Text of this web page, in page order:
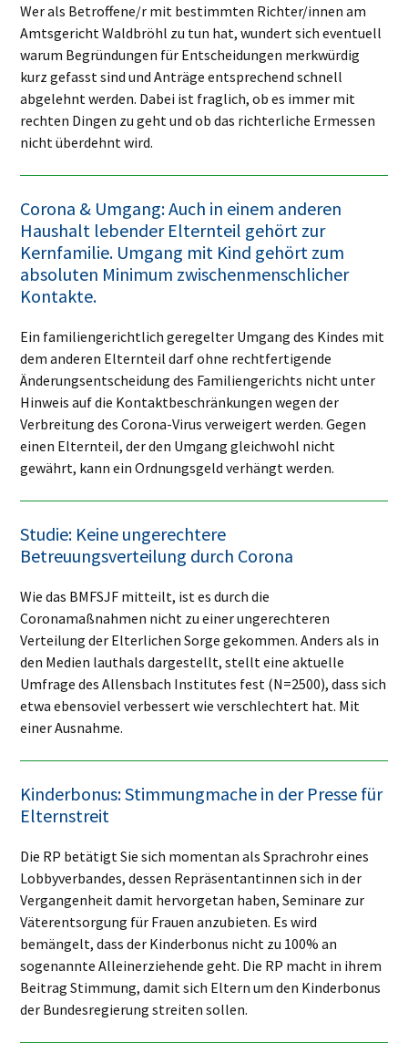
Wer als Betroffene/r mit bestimmten Richter/innen am
Amtsgericht Waldbröhl zu tun hat, wundert sich eventuell
warum Begründungen für Entscheidungen merkwürdig
kurz gefasst sind und Anträge entsprechend schnell
abgelehnt werden. Dabei ist fraglich, ob es immer mit
rechten Dingen zu geht und ob das richterliche Ermessen
nicht überdehnt wird.
Corona & Umgang: Auch in einem anderen
Haushalt lebender Elternteil gehört zur
Kernfamilie. Umgang mit Kind gehört zum
absoluten Minimum zwischenmenschlicher
Kontakte.
Ein familiengerichtlich geregelter Umgang des Kindes mit
dem anderen Elternteil darf ohne rechtfertigende
Änderungsentscheidung des Familiengerichts nicht unter
Hinweis auf die Kontaktbeschränkungen wegen der
Verbreitung des Corona-Virus verweigert werden. Gegen
einen Elternteil, der den Umgang gleichwohl nicht
gewährt, kann ein Ordnungsgeld verhängt werden.
Studie: Keine ungerechtere
Betreuungsverteilung durch Corona
Wie das BMFSJF mitteilt, ist es durch die
Coronamaßnahmen nicht zu einer ungerechteren
Verteilung der Elterlichen Sorge gekommen. Anders als in
den Medien lauthals dargestellt, stellt eine aktuelle
Umfrage des Allensbach Institutes fest (N=2500), dass sich
etwa ebensoviel verbessert wie verschlechtert hat. Mit
einer Ausnahme.
Kinderbonus: Stimmungmache in der Presse für
Elternstreit
Die RP betätigt Sie sich momentan als Sprachrohr eines
Lobbyverbandes, dessen Repräsentantinnen sich in der
Vergangenheit damit hervorgetan haben, Seminare zur
Väterentsorgung für Frauen anzubieten. Es wird
bemängelt, dass der Kinderbonus nicht zu 100% an
sogenannte Alleinerziehende geht. Die RP macht in ihrem
Beitrag Stimmung, damit sich Eltern um den Kinderbonus
der Bundesregierung streiten sollen.